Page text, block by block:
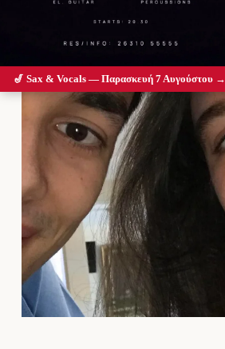
🎷 Sax & Vocals — Παρασκευή 7 Αυγούστου →